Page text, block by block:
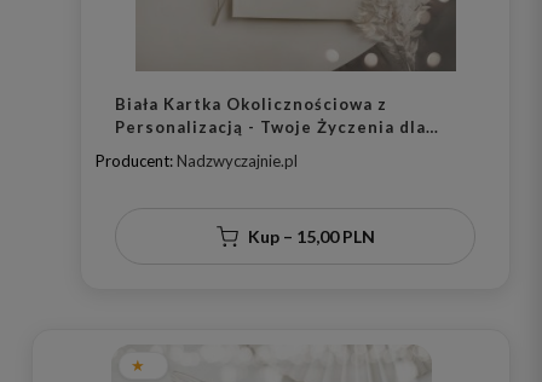
Biała Kartka Okolicznościowa z
Personalizacją - Twoje Życzenia dla
Bliskiej Osoby na Każdą Okazję
Producent: Nadzwyczajnie.pl
Kup – 15,00 PLN